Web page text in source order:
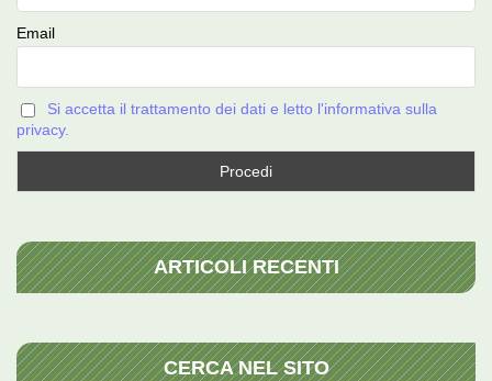
Email
Si accetta il trattamento dei dati e letto l'informativa sulla
privacy.
ARTICOLI RECENTI
CERCA NEL SITO